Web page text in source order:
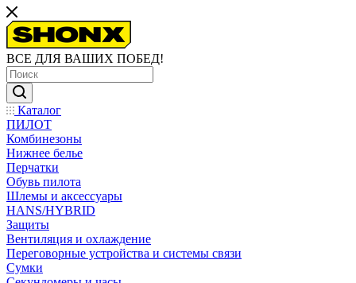
ВСЕ ДЛЯ ВАШИХ ПОБЕД!
Каталог
ПИЛОТ
Комбинезоны
Нижнее белье
Перчатки
Обувь пилота
Шлемы и аксессуары
HANS/HYBRID
Защиты
Вентиляция и охлаждение
Переговорные устройства и системы связи
Сумки